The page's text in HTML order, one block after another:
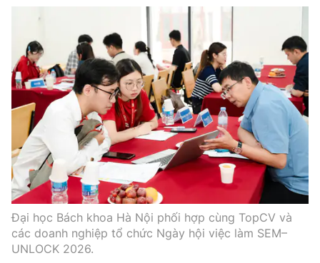
Đường thủy
Hàng hải
Đường sắt đô thị
Nhà thầu
Mời thầu - Đấu thầu
Thi viết về GTVT
Hỏi - Đáp
Văn hóa giao thông
Lái xe an toàn
Chung tay vì ATGT
Gương sáng giao thông
Đời sống
Lao động - Công đoàn
Văn hóa
Showbiz
Điện ảnh
Âm nhạc
Bóng đá
Bình luận
Hậu trường sao
360 độ thể thao
Công nghệ
Công nghệ mới
Sản phẩm mới
Tư vấn
Thế giới
Thời sự Quốc tế
Hồ sơ tài liệu
Thế giới giao thông
Thế giới xây dựng
Đi ++
Du lịch
Khám phá
Video
Thời sự
Đại học Bách khoa Hà Nội phối hợp cùng TopCV và
các doanh nghiệp tổ chức Ngày hội việc làm SEM–
UNLOCK 2026.